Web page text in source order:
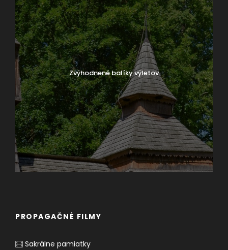
Zvýhodnené balíky výletov
PROPAGAČNÉ FILMY
Sakrálne pamiatky